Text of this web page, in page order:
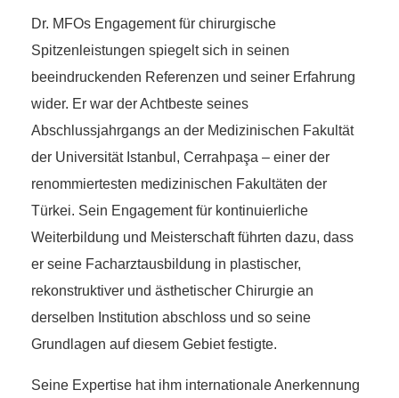
Dr. MFOs Engagement für chirurgische
Spitzenleistungen spiegelt sich in seinen
beeindruckenden Referenzen und seiner Erfahrung
wider. Er war der Achtbeste seines
Abschlussjahrgangs an der Medizinischen Fakultät
der Universität Istanbul, Cerrahpaşa – einer der
renommiertesten medizinischen Fakultäten der
Türkei. Sein Engagement für kontinuierliche
Weiterbildung und Meisterschaft führten dazu, dass
er seine Facharztausbildung in plastischer,
rekonstruktiver und ästhetischer Chirurgie an
derselben Institution abschloss und so seine
Grundlagen auf diesem Gebiet festigte.
Seine Expertise hat ihm internationale Anerkennung